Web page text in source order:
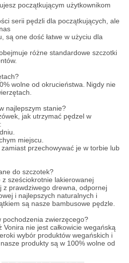
początkującym użytkownikom
serii pędzli dla początkujących, ale
są one dość łatwe w użyciu dla
różne standardowe szczotki
wolne od okrucieństwa. Nigdy nie
najlepszym stanie?
jak utrzymać pędzel w
miejscu.
przechowywać je w torbie lub
do szczotek?
z sześciokrotnie lakierowanej
z prawdziwego drewna, odpornej
i najlepszych naturalnych i
są nasze bambusowe pędzle.
pochodzenia zwierzęcego?
nie jest całkowicie wegańską
wybór produktów wegańskich i
produkty są w 100% wolne od